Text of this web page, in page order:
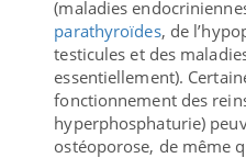
(maladies
parathyroïdes, de
testicules et des
essentiellement).
fonctionnement des
hyperphosphaturie)
ostéoporose, de même